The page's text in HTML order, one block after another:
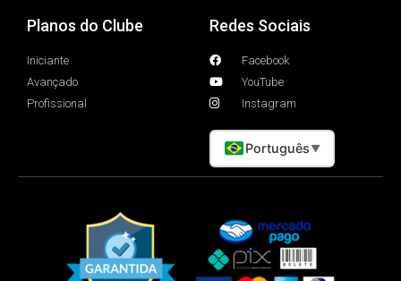
Planos do Clube
Iniciante
Avançado
Profissional
Redes Sociais
Facebook
YouTube
Instagram
Português ▼